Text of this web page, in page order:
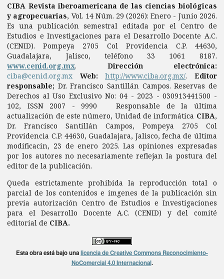
CIBA Revista iberoamericana de las ciencias biológicas
y agropecuarias, Vol. 14 Núm. 29 (2026): Enero - Junio 2026.
Es una publicación semestral editada por el Centro de
Estudios e Investigaciones para el Desarrollo Docente A.C.
(CENID). Pompeya 2705 Col Providencia C.P. 44630,
Guadalajara, Jalisco, teléfono 33 1061 8187.
www.cenid.org.mx. Dirección electrónica:
ciba@cenid.org.mx
Web: http://www.ciba.org.mx/. Editor
responsable; Dr. Francisco Santillán Campos. Reservas de
Derechos al Uso Exclusivo No: 04 - 2023 - 030913441500 -
102, ISSN 2007 - 9990 Responsable de la última
actualización de este número, Unidad de informática CIBA,
Dr. Francisco Santillán Campos, Pompeya 2705 Col
Providencia C.P. 44630, Guadalajara, Jalisco, fecha de última
modificacin, 23 de enero 2025. Las opiniones expresadas
por los autores no necesariamente reflejan la postura del
editor de la publicación.
Queda estrictamente prohibida la reproducción total o
parcial de los contenidos e imgenes de la publicación sin
previa autorización Centro de Estudios e Investigaciones
para el Desarrollo Docente A.C. (CENID) y del comité
editorial de CIBA.
Esta obra está bajo unalicencia de Creative Commons Reconocimiento-
NoComercial 4.0 Internacional.